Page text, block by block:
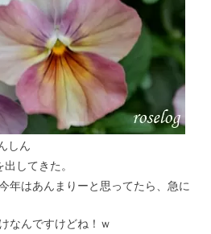
しん
してきた。
年はあんまりーと思ってたら、急に
なんですけどね！ｗ